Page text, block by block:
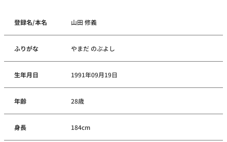
登録名/本名 山田 修義
ふりがな やまだ のぶよし
生年月日 1991年09月19日
年齢 28歳
身長 184cm